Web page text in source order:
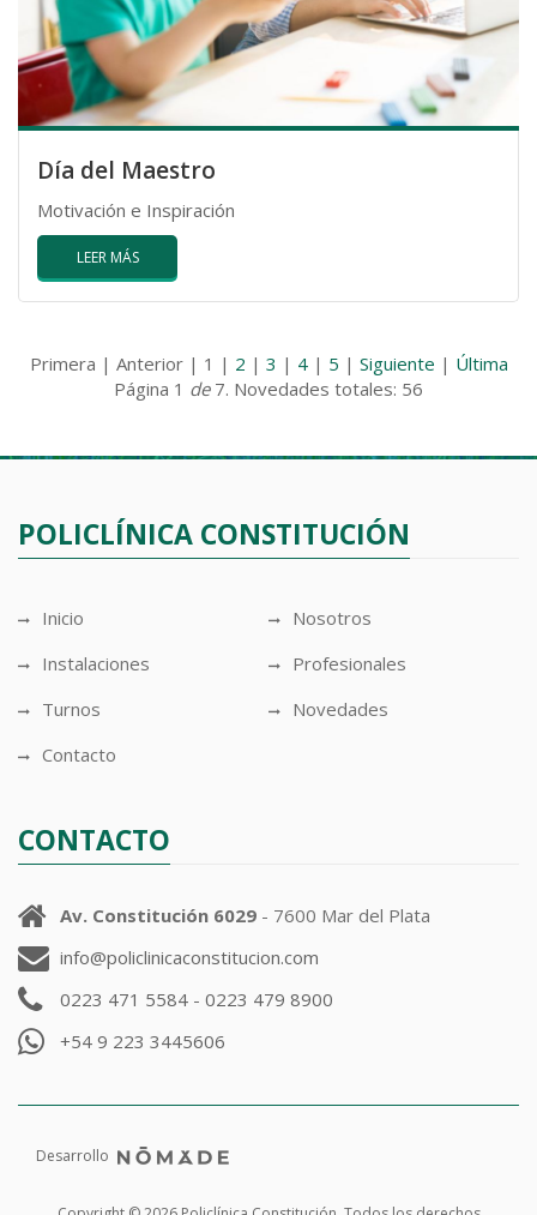
Día del Maestro
Motivación e Inspiración
LEER MÁS
Primera | Anterior | 1 | 2 | 3 | 4| 5 | Siguiente | Última
Página 1 de 7. Novedades totales: 56
POLICLÍNICA CONSTITUCIÓN
Inicio
Nosotros
Instalaciones
Profesionales
Turnos
Novedades
Contacto
CONTACTO
Av. Constitución 6029 - 7600 Mar del Plata
info@policlinicaconstitucion.com
0223 471 5584 - 0223 479 8900
 +54 9 223 3445606
Desarrollo